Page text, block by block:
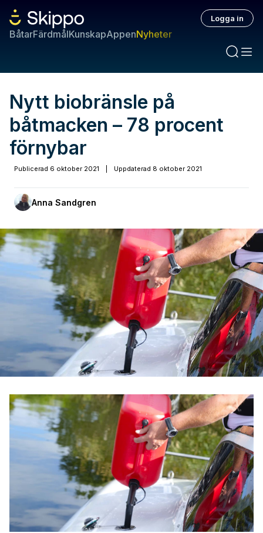
BåtarFärdmålKunskapAppenNyheter
Logga in
Nytt biobränsle på
båtmacken – 78 procent
förnybar
Publicerad 6 oktober 2021 Uppdaterad 8 oktober 2021
Anna Sandgren